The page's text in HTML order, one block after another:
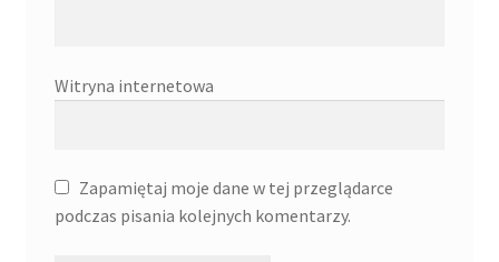
Witryna internetowa
Zapamiętaj moje dane w tej przeglądarce
podczas pisania kolejnych komentarzy.